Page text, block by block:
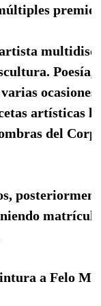
artista
Poesía,
ocasiones
artísticas
del
a Felo